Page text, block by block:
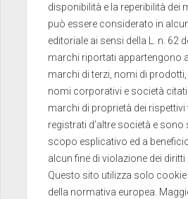
disponibilità e la reperibilità dei
può essere considerato in
editoriale ai sensi della L. n. 62
marchi riportati appartengono
marchi di terzi, nomi di
nomi corporativi e società
marchi di proprietà dei
registrati d’altre società e sono
scopo esplicativo ed a
alcun fine di violazione dei
Questo sito utilizza solo
della normativa europea.